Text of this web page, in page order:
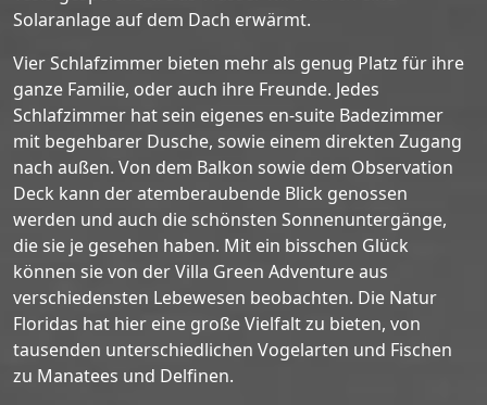
Solaranlage auf dem Dach erwärmt.
Vier Schlafzimmer bieten mehr als genug Platz für ihre
ganze Familie, oder auch ihre Freunde. Jedes
Schlafzimmer hat sein eigenes en-suite Badezimmer
mit begehbarer Dusche, sowie einem direkten Zugang
nach außen. Von dem Balkon sowie dem Observation
Deck kann der atemberaubende Blick genossen
werden und auch die schönsten Sonnenuntergänge,
die sie je gesehen haben. Mit ein bisschen Glück
können sie von der Villa Green Adventure aus
verschiedensten Lebewesen beobachten. Die Natur
Floridas hat hier eine große Vielfalt zu bieten, von
tausenden unterschiedlichen Vogelarten und Fischen
zu Manatees und Delfinen.